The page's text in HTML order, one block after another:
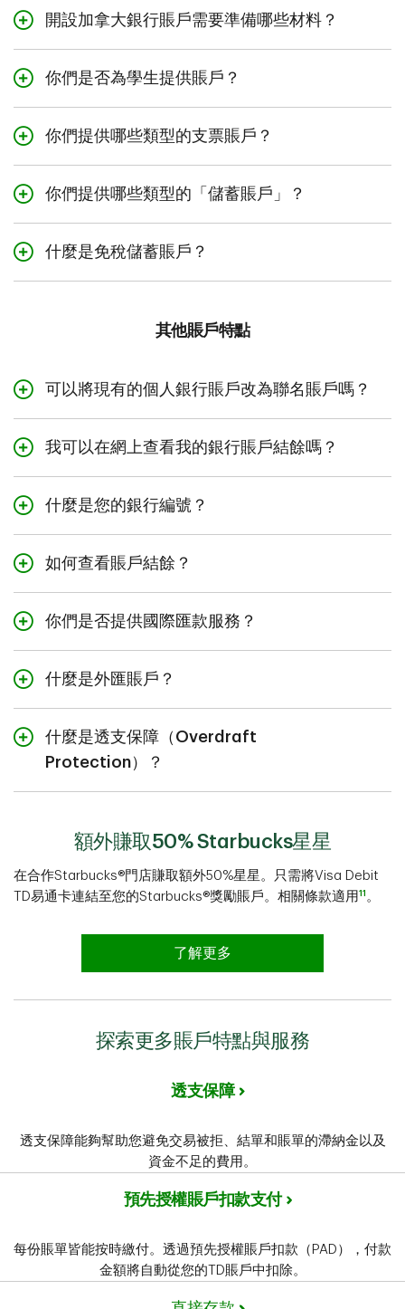
供一些個人和財務資料。您必須達到居住地所在
開設加拿大銀行賬戶需要準備哪些材料？
要開設TD加拿大銀行賬戶，您需要有效的身份
證明（有照片的身份證明和無照片的選擇）。您
你們是否為學生提供賬戶？
我們為您的理財需求提供定制的學生賬戶，無論
是免月費賬戶還是無限交易賬戶。了解更多
你們提供哪些類型的支票賬戶？
TD提供一系列的個人支票賬戶，幫助您輕鬆管
理資金，處理賬單付款、存款、提款和其他日常
戶。
你們提供哪些類型的「儲蓄賬戶」？
無論您的儲蓄目標為何，我們提供一系列簡易、
靈活、便利的儲蓄賬戶選擇，協助您達到目標。
請瀏覽我們的儲蓄賬戶頁面，了解每種賬戶的禮
什麼是免稅儲蓄賬戶？
免稅儲蓄賬戶（TFSA）是一個註冊計劃，讓您
以將自己的儲蓄變為合資格的投資，比如現金、
您在該賬戶內賺取的任何收入都不需要納稅，所
以這是一個為任何短期、中期或長期目標儲蓄的
好方法。
其他賬戶特點
可以將現有的個人銀行賬戶改為聯名賬戶嗎？
是的，您可以將現有的個人銀行賬戶改為聯名賬
戶。您可能需要親臨一家分行辦理。
我可以在網上查看我的銀行賬戶結餘嗎？
對，您可以登入易線網上理財或TD mobile
App，網上查看自己的銀行賬戶結餘。
什麼是您的銀行編號？
所有道明加拿大信託分行的銀行編號均為004。
如何查看賬戶結餘？
您可以登入易線網上理財網上銀行，打開「我的
賬戶」頁面，或者登錄TD mobile App，來查看
你們是否提供國際匯款服務？
是的，您可以在TD App或者易線網上理財中使
用TD國際匯款功能向國外轉賬。您需要在TD
什麼是外匯賬戶？
採用您選擇的外幣品種持有資金，以管控外匯風
險。保持選定幣種的每月最低賬戶餘額可免收賬
什麼是透支保障（Overdraft
Protection）？
如果您的賬戶中沒有足夠的資金用於付款或提
款。額外賺取50% Starbucks星星​​​​​​​
在合作Starbucks®門店賺取額外50%星星。只需將Visa Debit
TD易通卡連結至您的Starbucks®獎勵賬戶。相關條款適用 11 。
了解更多
探索更多賬戶特點與服務
透支保障
透支保障能夠幫助您避免交易被拒、結單和賬單的滯納金以及
資金不足的費用。
預先授權賬戶扣款支付
每份賬單皆能按時繳付。透過預先授權賬戶扣款（PAD），付款
金額將自動從您的TD賬戶中扣除。